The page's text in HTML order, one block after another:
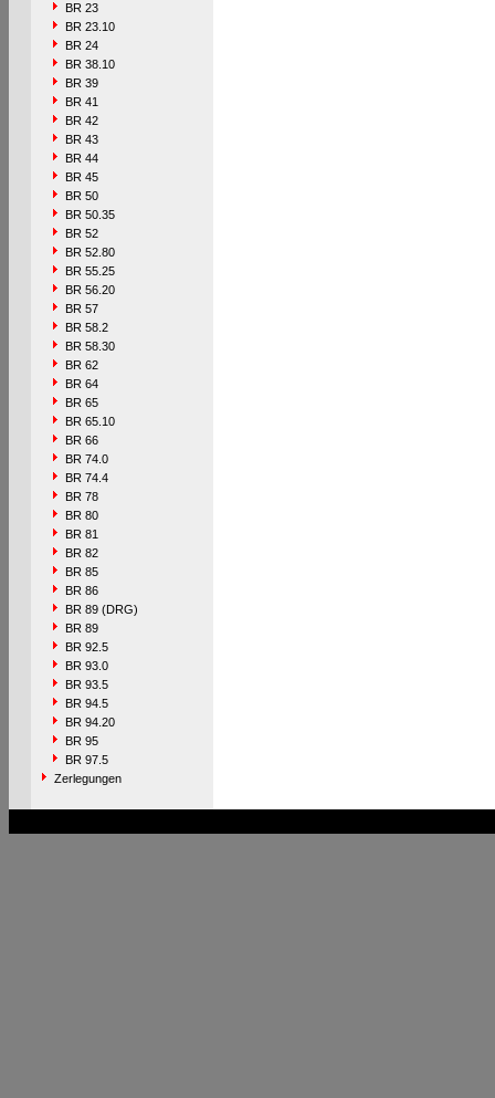
BR 23
BR 23.10
BR 24
BR 38.10
BR 39
BR 41
BR 42
BR 43
BR 44
BR 45
BR 50
BR 50.35
BR 52
BR 52.80
BR 55.25
BR 56.20
BR 57
BR 58.2
BR 58.30
BR 62
BR 64
BR 65
BR 65.10
BR 66
BR 74.0
BR 74.4
BR 78
BR 80
BR 81
BR 82
BR 85
BR 86
BR 89 (DRG)
BR 89
BR 92.5
BR 93.0
BR 93.5
BR 94.5
BR 94.20
BR 95
BR 97.5
Zerlegungen